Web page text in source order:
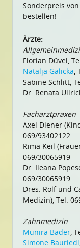
Sonderpreis von
bestellen!
Ärzte:
Florian Düvel,
Natalja Galicka,
Sabine Schlitt,
Dr. Renata
Facharztpraxen
Axel Diener
069/93402122
Rima Keil
069/30065919
Dr. Ileana
069/30065919
Dres. Rolf und
Medizin), Tel.
Zahnmedizin
Munira Bäder,
Simone Bauriedl